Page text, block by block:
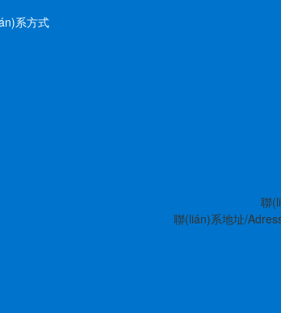
系方式
聯
聯(lián)系地址/